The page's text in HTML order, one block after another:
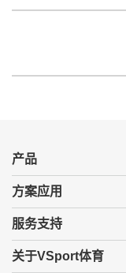
产品
方案应用
服务支持
关于VSport体育